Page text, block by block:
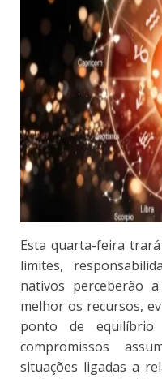
Esta quarta-feira
limites,
nativos perceberão
melhor os recursos,
ponto de equilíbrio
compromissos
situações ligadas a